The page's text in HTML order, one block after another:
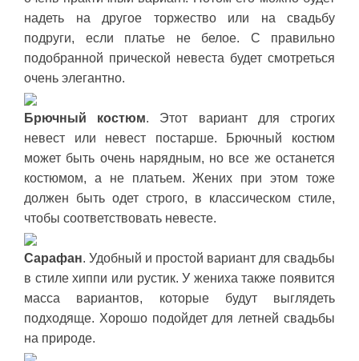
надеть на другое торжество или на свадьбу
подруги, если платье не белое. С правильно
подобранной прической невеста будет смотреться
очень элегантно.
Брючный костюм. Этот вариант для строгих
невест или невест постарше. Брючный костюм
может быть очень нарядным, но все же останется
костюмом, а не платьем. Жених при этом тоже
должен быть одет строго, в классическом стиле,
чтобы соответствовать невесте.
Сарафан. Удобный и простой вариант для свадьбы
в стиле хиппи или рустик. У жениха также появится
масса вариантов, которые будут выглядеть
подходяще. Хорошо подойдет для летней свадьбы
на природе.